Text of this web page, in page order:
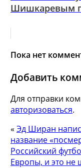
Шишкаревым
Пока нет
Добавить
Для отправки
авторизоваться.
« Эд Ширан
название
Российский
Европы, и это не